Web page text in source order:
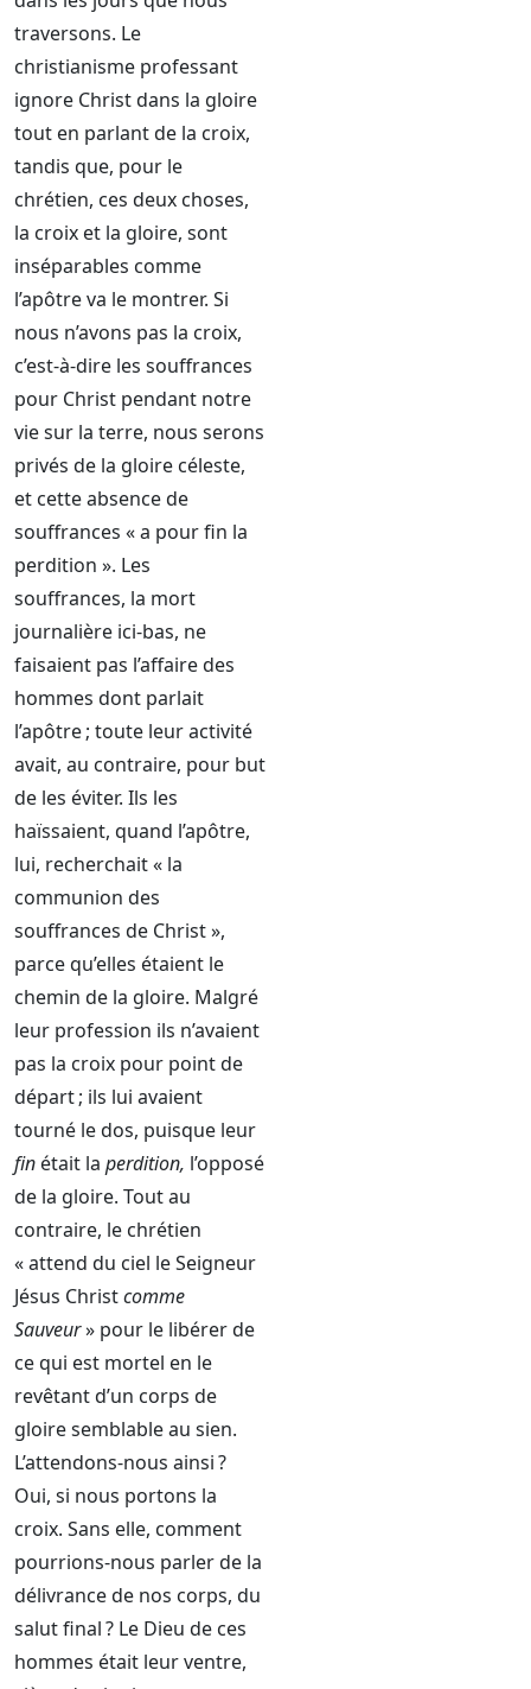
traversons. Le
christianisme professant
ignore Christ dans la gloire
tout en parlant de la croix,
tandis que, pour le
chrétien, ces deux choses,
la croix et la gloire, sont
inséparables comme
l’apôtre va le montrer. Si
nous n’avons pas la croix,
c’est-à-dire les souffrances
pour Christ pendant notre
vie sur la terre, nous serons
privés de la gloire céleste,
et cette absence de
souffrances « a pour fin la
perdition ». Les
souffrances, la mort
journalière ici-bas, ne
faisaient pas l’affaire des
hommes dont parlait
l’apôtre ; toute leur activité
avait, au contraire, pour but
de les éviter. Ils les
haïssaient, quand l’apôtre,
lui, recherchait « la
communion des
souffrances de Christ »,
parce qu’elles étaient le
chemin de la gloire. Malgré
leur profession ils n’avaient
pas la croix pour point de
départ ; ils lui avaient
tourné le dos, puisque leur
fin était la perdition, l’opposé
de la gloire. Tout au
contraire, le chrétien
« attend du ciel le Seigneur
Jésus Christcomme
Sauveur» pour le libérer de
ce qui est mortel en le
revêtant d’un corps de
gloire semblable au sien.
L’attendons-nous ainsi ?
Oui, si nous portons la
croix. Sans elle, comment
pourrions-nous parler de la
délivrance de nos corps, du
salut final ? Le Dieu de ces
hommes était leur ventre,